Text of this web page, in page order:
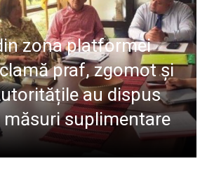
zona platformei
praf, zgomot și
au dispus
suplimentare